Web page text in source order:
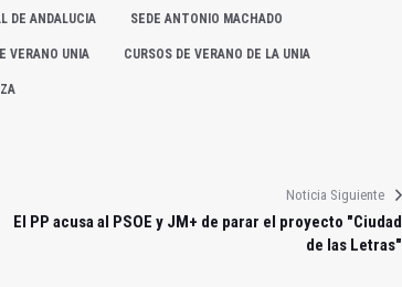
DE ANDALUCIA SEDE ANTONIO MACHADO
VERANO UNIA CURSOS DE VERANO DE LA UNIA
Noticia Siguiente
El PP acusa al PSOE y JM+ de parar el proyecto "Ciudad
de las Letras"